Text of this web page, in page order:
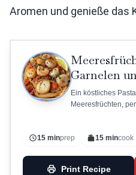
Aromen und genieße das
Garnelen
Ein köstliches
Meeresfrüchten,
15 minprep 15 mincook
Print Recipe